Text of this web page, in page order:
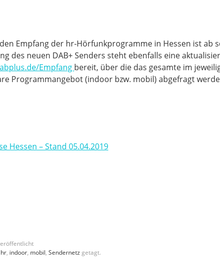
Empfang der hr-Hörfunkprogramme in Hessen ist ab
des neuen DAB+ Senders steht ebenfalls eine
Empfang bereit, über die das gesamte im
Programmangebot (indoor bzw. mobil) abgefragt
Hessen – Stand 05.04.2019
hr, indoor, mobil, Sendernetz getagt.